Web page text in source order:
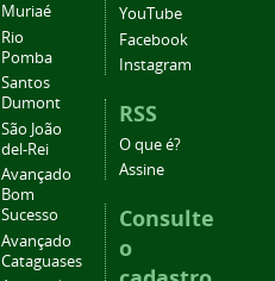
Muriaé
Rio
Pomba
Santos
Dumont
São João
del-Rei
Avançado
Bom
Sucesso
Avançado
Cataguases
YouTube
Facebook
Instagram
RSS
O que é?
Assine
Consulte
o